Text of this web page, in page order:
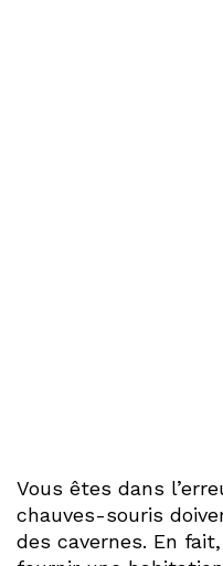
Vous êtes dans
chauves-souris
des cavernes. En